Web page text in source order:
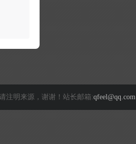
注明来源，谢谢！站长邮箱:qfeel@qq.com